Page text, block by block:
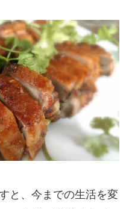
と、今までの生活を変